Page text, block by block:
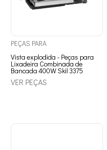
PEÇAS PARA
Vista explodida - Peças para
Lixadeira Combinada de
Bancada 400W Skil 3375
VER PEÇAS